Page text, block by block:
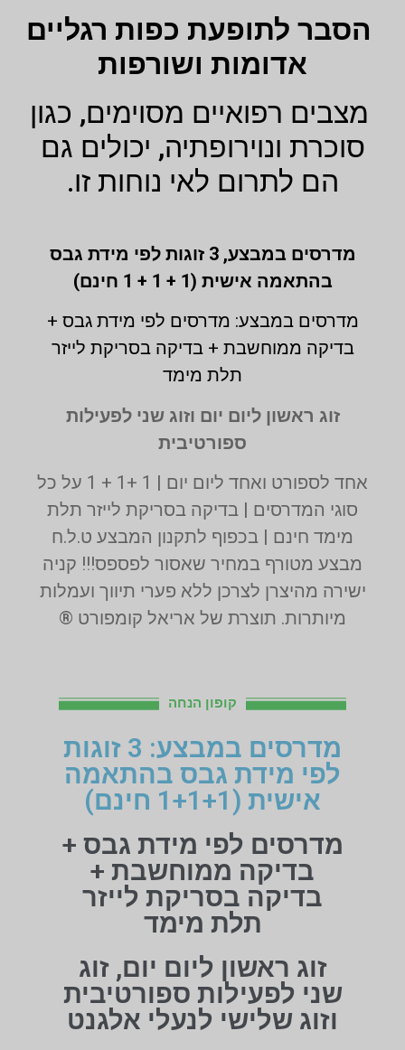
הסבר לתופעת כפות רגליים
אדומות ושורפות
מצבים רפואיים מסוימים, כגון
סוכרת ונוירופתיה, יכולים גם
הם לתרום לאי נוחות זו.
מדרסים במבצע,
3 זוגות לפי מידת גבס
בהתאמה אישית (1 + 1 + 1 חינם)
מדרסים במבצע: מדרסים לפי מידת גבס +
בדיקה ממוחשבת + בדיקה בסריקת לייזר
תלת מימד
זוג ראשון ליום יום וזוג שני לפעילות
ספורטיבית
אחד לספורט ואחד ליום יום | 1 +1 + 1 על כל
סוגי המדרסים | בדיקה בסריקת לייזר תלת
מימד חינם | בכפוף לתקנון המבצע ט.ל.ח
מבצע מטורף במחיר שאסור לפספס!!! קניה
ישירה מהיצרן לצרכן ללא פערי תיווך ועמלות
מיותרות. תוצרת של אריאל קומפורט ®
קופון הנחה
מדרסים במבצע: 3 זוגות
לפי מידת גבס בהתאמה
אישית (1+1+1 חינם)
מדרסים לפי מידת גבס +
בדיקה ממוחשבת +
בדיקה בסריקת לייזר
תלת מימד
זוג ראשון ליום יום, זוג
שני לפעילות ספורטיבית
וזוג שלישי לנעלי אלגנט